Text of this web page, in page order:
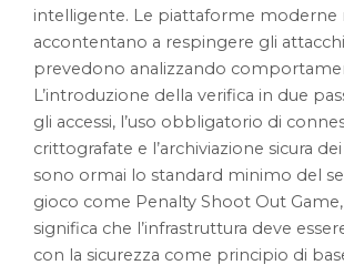
intelligente. Le piattaforme moderne
accontentano a respingere gli
prevedono analizzando
L’introduzione della verifica in due
gli accessi, l’uso obbligatorio di
crittografate e l’archiviazione sicura
sono ormai lo standard minimo del
gioco come Penalty Shoot Out
significa che l’infrastruttura deve
con la sicurezza come principio di